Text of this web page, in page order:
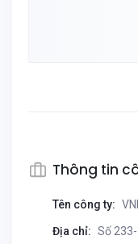
Thông tin
Tên công ty:
Địa chỉ: Số